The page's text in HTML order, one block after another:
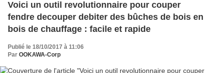
Voici un outil revolutionnaire pour couper
fendre decouper debiter des bûches de bois en
bois de chauffage : facile et rapide
Publié le 18/10/2017 à 11:06
Par OOKAWA-Corp